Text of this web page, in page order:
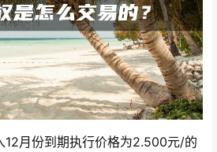
月份到期执行价格为2.500元/的